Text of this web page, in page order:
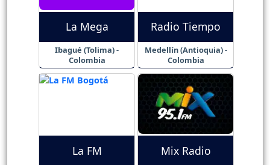
La Mega
Ibagué (Tolima) -
Colombia
Radio Tiempo
Medellín (Antioquia) -
Colombia
La FM Mix Radio